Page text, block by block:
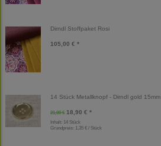
Dirndl Stoffpaket Rosi
105,00 € *
14 Stück Metallknopf - Dirndl gold 15mm
21,00 € 18,90 € *
Inhalt: 14 Stück
Grundpreis: 1,35 € / Stück